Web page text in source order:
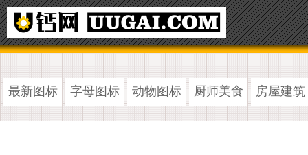
最新图标 字母图标 动物图标 厨师美食 房屋建筑